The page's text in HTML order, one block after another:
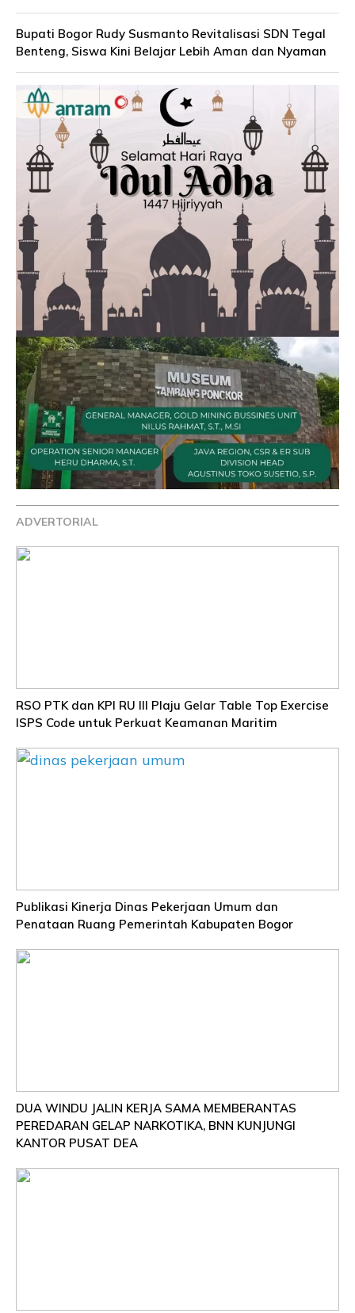
Bupati Bogor Rudy Susmanto Revitalisasi SDN Tegal
Benteng, Siswa Kini Belajar Lebih Aman dan Nyaman
ADVERTORIAL
RSO PTK dan KPI RU III Plaju Gelar Table Top Exercise
ISPS Code untuk Perkuat Keamanan Maritim
Publikasi Kinerja Dinas Pekerjaan Umum dan
Penataan Ruang Pemerintah Kabupaten Bogor
DUA WINDU JALIN KERJA SAMA MEMBERANTAS
PEREDARAN GELAP NARKOTIKA, BNN KUNJUNGI
KANTOR PUSAT DEA